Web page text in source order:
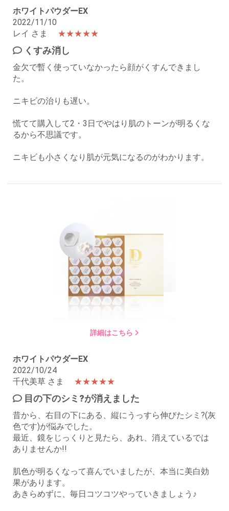
ホワイトパウダーEX
2022/11/10
レイ さま
★★★★★
くすみ消し
金欠で暫く使っていなかったら顔がくすんできまし
た。
ニキビの治りも遅い。
慌てて購入して2・3日でやはり肌のトーンが明るくな
るから不思議です。
ニキビも小さくなり肌が元気になるのがわかります。
詳細はこちら
ホワイトパウダーEX
2022/10/24
千代美草 さま
★★★★★
目の下のシミ?が消えました
昔から、右目の下にある、縦にうっすら伸びたシミ?(灰
色です)が悩みでした。
最近、鏡をじっくりと見たら、あれ、消えているでは
ありませんか!!
肌色が明るくなって喜んでいましたが、本当に美白効
果があります。
あきらめずに、毎日コツコツやっていきましょう♪